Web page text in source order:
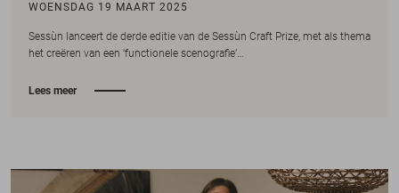
WOENSDAG 19 MAART 2025
Sessùn lanceert de derde editie van de Sessùn Craft Prize, met als thema
het creëren van een ‘functionele scenografie’…
Lees meer